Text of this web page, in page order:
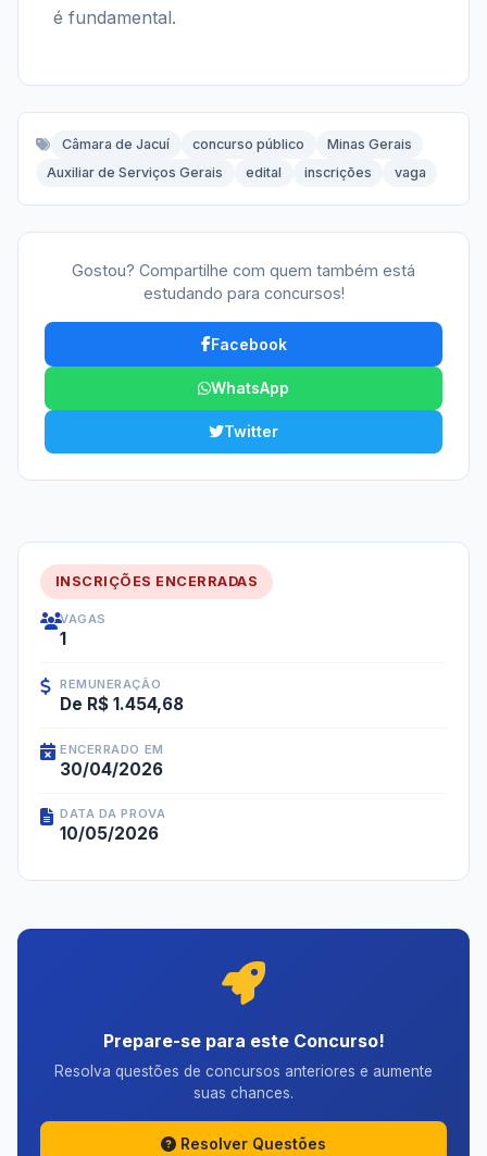
é fundamental.
Câmara de Jacuí concurso público
Minas Gerais
Auxiliar de Serviços Gerais
edital inscrições vaga
Gostou? Compartilhe com quem também está
estudando para concursos!
Facebook
WhatsApp
Twitter
INSCRIÇÕES ENCERRADAS
VAGAS
1
REMUNERAÇÃO
De R$ 1.454,68
ENCERRADO EM
30/04/2026
DATA DA PROVA
10/05/2026
Prepare-se para este Concurso!
Resolva questões de concursos anteriores e aumente
suas chances.
Resolver Questões